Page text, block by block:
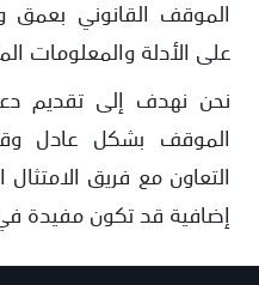
الموقف القانوني بعمق
على الأدلة والمعلومات
نحن نهدف إلى تقديم
الموقف بشكل عادل
التعاون مع فريق
إضافية قد تكون مفيدة